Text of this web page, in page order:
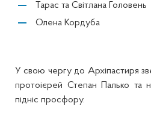
Тарас та Світлана Головень
Олена Кордуба
У свою чергу до Архіпастиря
протоієрей Степан Палько та
підніс просфору.